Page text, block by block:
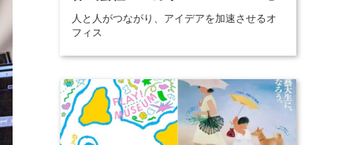
人と人がつながり、アイデアを加速させるオ
フィス